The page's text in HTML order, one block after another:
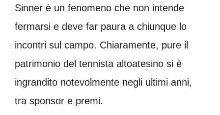
Sinner è un fenomeno che non intende
fermarsi e deve far paura a chiunque lo
incontri sul campo. Chiaramente, pure il
patrimonio del tennista altoatesino si è
ingrandito notevolmente negli ultimi anni,
tra sponsor e premi.